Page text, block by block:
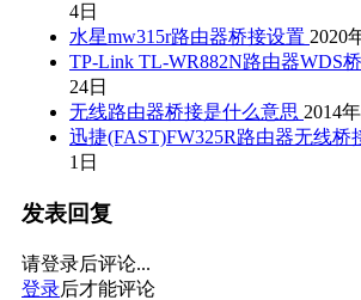
4日
水星mw315r路由器桥接设置 2020
TP-Link TL-WR882N路由器WDS
24日
无线路由器桥接是什么意思 2014
迅捷(FAST)FW325R路由器无线桥
1日
发表回复
请登录后评论...
登录后才能评论